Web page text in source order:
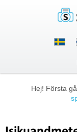
Hej! Första